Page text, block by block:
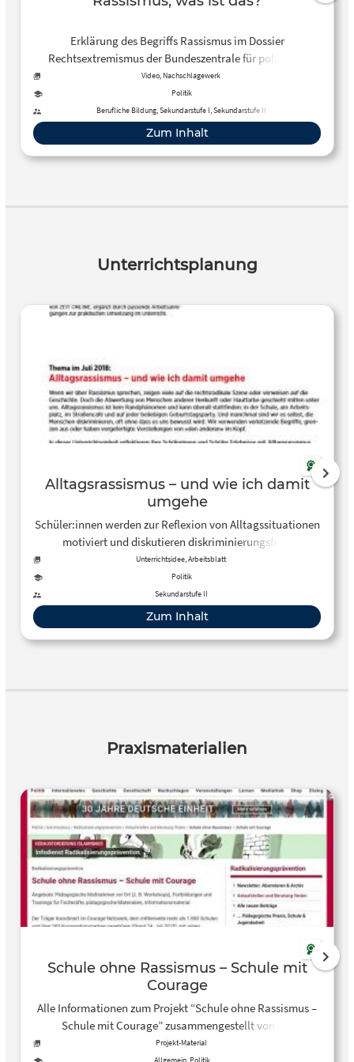
Erklärung des Begriffs Rassismus im Dossier
Rechtsextremismus der Bundeszentrale für politische
Bildung
Video, Nachschlagewerk
Politik
Berufliche Bildung, Sekundarstufe I, Sekundarstufe II
Zum Inhalt
Unterrichtsplanung
Alltagsrassismus – und wie ich damit
umgehe
Schüler:innen werden zur Reflexion von Alltagssituationen
motiviert und diskutieren diskriminierungsfreie
Verhaltensweisen.
Unterrichtsidee, Arbeitsblatt
Politik
Sekundarstufe II
Zum Inhalt
Praxismaterialien
Schule ohne Rassismus – Schule mit
Courage
Alle Informationen zum Projekt “Schule ohne Rassismus –
Schule mit Courage” zusammengestellt von der
Bundeszentrale für politische Bildung (bpb).
Projekt-Material